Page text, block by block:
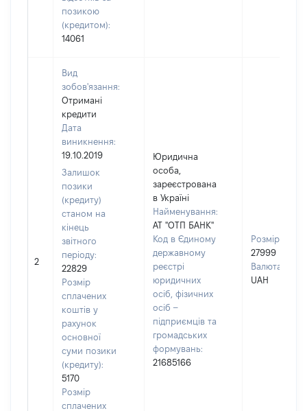
позикою
(кредитом):
14061
2
Вид
зобов'язання:
Отримані
кредити
Дата
виникнення:
19.10.2019
Залишок
позики
(кредиту)
станом на
кінець
звітного
періоду:
22829
Розмір
сплачених
коштів у
рахунок
основної
суми позики
(кредиту):
5170
Розмір
сплачених
Юридична
особа,
зареєстрована
в Україні
Найменування:
АТ "ОТП БАНК"
Код в Єдиному
державному
реєстрі
юридичних
осіб, фізичних
осіб –
підприємців та
громадських
формувань:
21685166
Розмір:
27999
Валюта:
UAH